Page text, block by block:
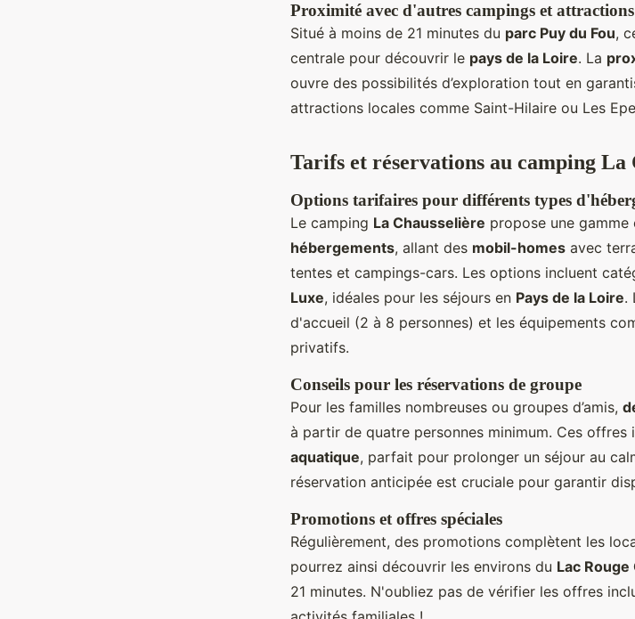
Proximité avec d'autres campings et attractions
Situé à moins de 21 minutes du parc Puy du Fou,
centrale pour découvrir le pays de la Loire. La
ouvre des possibilités d’exploration tout en
attractions locales comme Saint-Hilaire ou Les
Tarifs et réservations au camping La
Options tarifaires pour différents types
Le camping La Chausselière propose une
hébergements, allant des mobil-homes avec
tentes et campings-cars. Les options incluent
Luxe, idéales pour les séjours en Pays de la Loire.
d'accueil (2 à 8 personnes) et les équipements
privatifs.
Conseils pour les réservations de groupe
Pour les familles nombreuses ou groupes d’amis,
à partir de quatre personnes minimum. Ces offres
aquatique, parfait pour prolonger un séjour au
réservation anticipée est cruciale pour garantir
Promotions et offres spéciales
Régulièrement, des promotions complètent les
pourrez ainsi découvrir les environs du Lac Rouge
21 minutes. N'oubliez pas de vérifier les offres